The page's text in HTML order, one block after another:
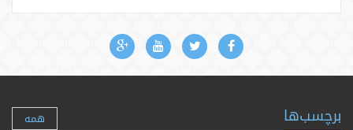
برچسب‌ها همه